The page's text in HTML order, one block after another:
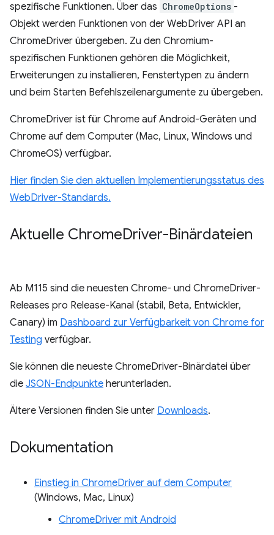
spezifische Funktionen. Über das ChromeOptions -
Objekt werden Funktionen von der WebDriver API an
ChromeDriver übergeben. Zu den Chromium-
spezifischen Funktionen gehören die Möglichkeit,
Erweiterungen zu installieren, Fenstertypen zu ändern
und beim Starten Befehlszeilenargumente zu übergeben.
ChromeDriver ist für Chrome auf Android-Geräten und
Chrome auf dem Computer (Mac, Linux, Windows und
ChromeOS) verfügbar.
Hier finden Sie den aktuellen Implementierungsstatus des
WebDriver-Standards.
Aktuelle ChromeDriver-Binärdateien
Ab M115 sind die neuesten Chrome- und ChromeDriver-
Releases pro Release-Kanal (stabil, Beta, Entwickler,
Canary) im Dashboard zur Verfügbarkeit von Chrome for
Testing verfügbar.
Sie können die neueste ChromeDriver-Binärdatei über
die JSON-Endpunkte herunterladen.
Ältere Versionen finden Sie unter Downloads.
Dokumentation
Einstieg in ChromeDriver auf dem Computer
(Windows, Mac, Linux)
ChromeDriver mit Android